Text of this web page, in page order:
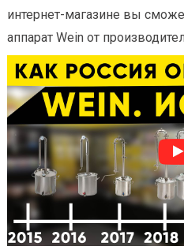
интернет-магазине вы
аппарат Wein от